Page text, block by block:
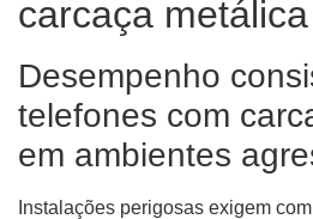
carcaça metálica
Desempenho
telefones com
em ambientes
Instalações perigosas exigem